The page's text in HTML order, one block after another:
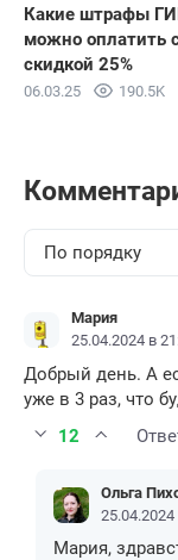
Какие штрафы
можно оплатить
скидкой 25%
06.03.25 190.5K
По порядку
Мария
25.04.2024 в
Добрый день. А
уже в 3 раз, что
12
Ольга
25.04.2024
Мария,